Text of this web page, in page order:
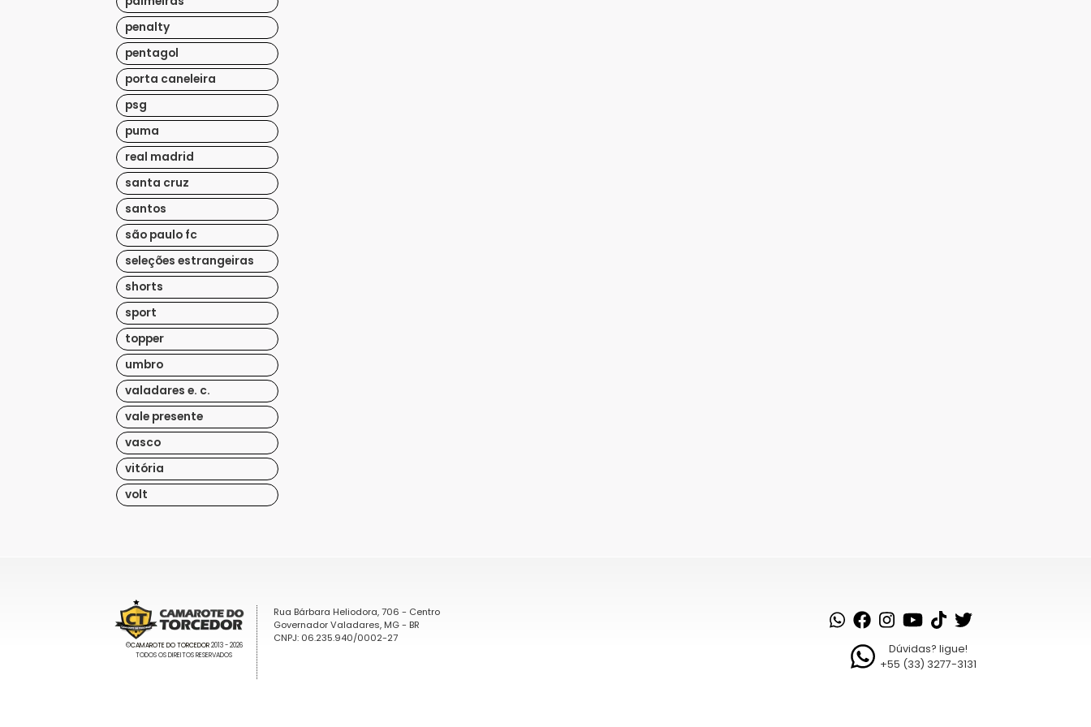
penalty
pentagol
porta caneleira
psg
puma
real madrid
santa cruz
santos
são paulo fc
seleções estrangeiras
shorts
sport
topper
umbro
valadares e. c.
vale presente
vasco
vitória
volt
Rua Bárbara Heliodora, 706 - Centro
Governador Valadares, MG - BR
CNPJ: 06.235.940/0002-27
Dúvidas? ligue!
+55 (33) 3277-3131
©CAMAROTE DO TORCEDOR2013 - 2026
TODOS OS DIREITOS RESERVADOS